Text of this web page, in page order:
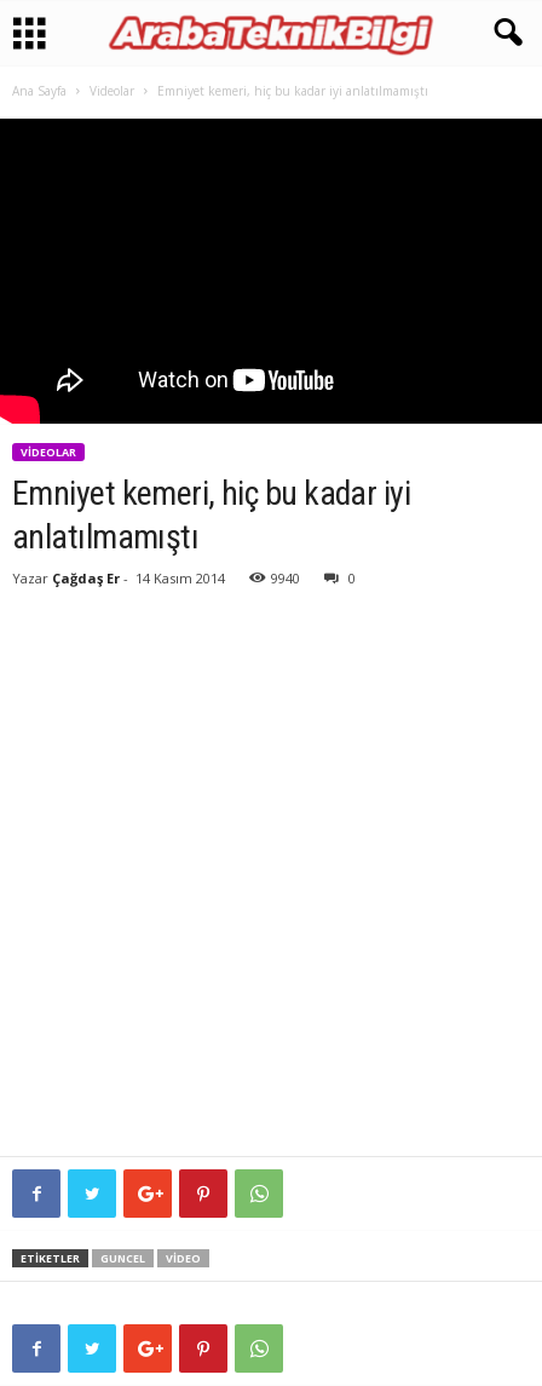
Ana Sayfa Videolar Emniyet kemeri, hiç bu kadar iyi anlatılmamıştı
VIDEOLAR
Emniyet kemeri, hiç bu kadar iyi
anlatılmamıştı
Yazar Çağdaş Er - 14 Kasım 2014 9940 0
ETIKETLER GUNCEL VIDEO